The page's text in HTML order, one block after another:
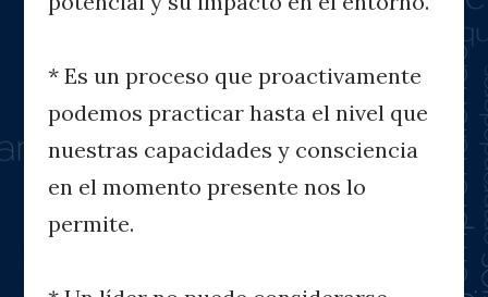
* Es un proceso que proactivamente
podemos practicar hasta el nivel que
nuestras capacidades y consciencia
en el momento presente nos lo
permite.